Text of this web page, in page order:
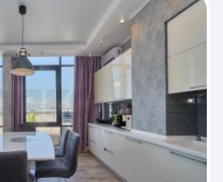
297-00-00
с 08:30 до 20:00